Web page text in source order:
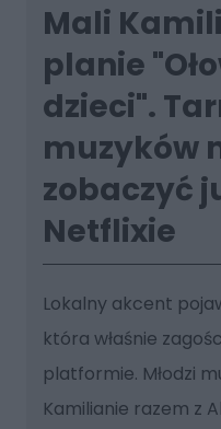
Mali
planie
dzieci".
muzyków
zobaczyć
Netflixie
Lokalny akcent
która właśnie
platformie. Młodzi
Kamilianie razem z